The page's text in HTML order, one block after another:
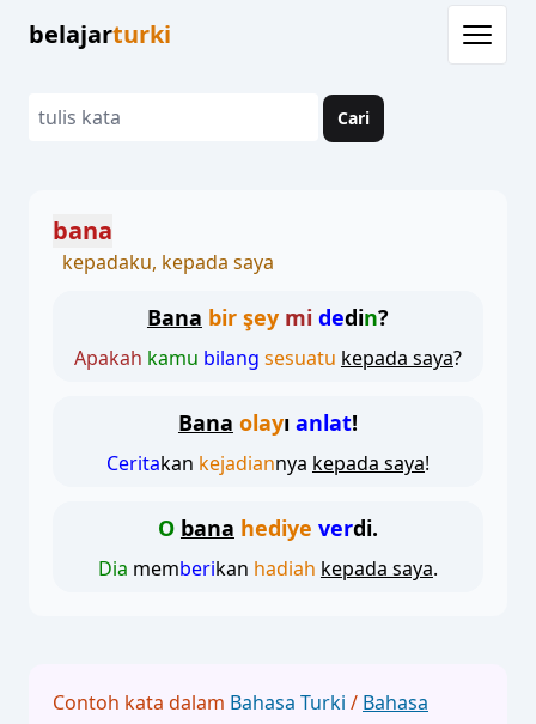
belajarturki
Cari
bana
kepadaku, kepada saya
Bana bir şey mi dedin?
Apakah kamu bilang sesuatu kepada saya?
Bana olayı anlat!
Ceritakan kejadiannya kepada saya!
O bana hediye verdi.
Dia memberikan hadiah kepada saya.
Contoh kata dalam Bahasa Turki / Bahasa